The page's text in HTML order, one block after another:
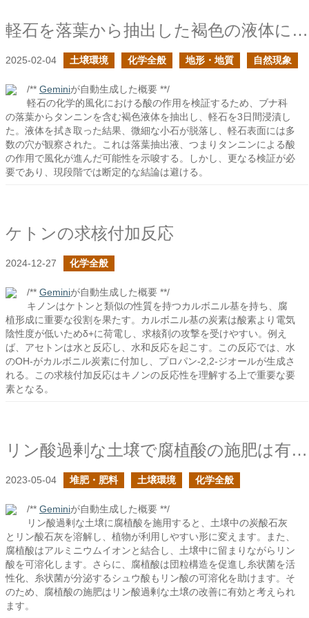
軽石を落葉から抽出した褐色の液体に浸してみた
2025-02-04 土壌環境 化学全般 地形・地質 自然現象
/** Geminiが自動生成した概要 **/
軽石の化学的風化における酸の作用を検証するため、ブナ科
の落葉からタンニンを含む褐色液体を抽出し、軽石を3日間浸漬し
た。液体を拭き取った結果、微細な小石が脱落し、軽石表面には多
数の穴が観察された。これは落葉抽出液、つまりタンニンによる酸
の作用で風化が進んだ可能性を示唆する。しかし、更なる検証が必
要であり、現段階では断定的な結論は避ける。
ケトンの求核付加反応
2024-12-27 化学全般
/** Geminiが自動生成した概要 **/
キノンはケトンと類似の性質を持つカルボニル基を持ち、腐
植形成に重要な役割を果たす。カルボニル基の炭素は酸素より電気
陰性度が低いためδ+に荷電し、求核剤の攻撃を受けやすい。例え
ば、アセトンは水と反応し、水和反応を起こす。この反応では、水
のOH-がカルボニル炭素に付加し、プロパン-2,2-ジオールが生成さ
れる。この求核付加反応はキノンの反応性を理解する上で重要な要
素となる。
リン酸過剰な土壌で腐植酸の施肥は有効か？
2023-05-04 堆肥・肥料 土壌環境 化学全般
/** Geminiが自動生成した概要 **/
リン酸過剰な土壌に腐植酸を施用すると、土壌中の炭酸石灰
とリン酸石灰を溶解し、植物が利用しやすい形に変えます。また、
腐植酸はアルミニウムイオンと結合し、土壌中に留まりながらリン
酸を可溶化します。さらに、腐植酸は団粒構造を促進し糸状菌を活
性化、糸状菌が分泌するシュウ酸もリン酸の可溶化を助けます。そ
のため、腐植酸の施肥はリン酸過剰な土壌の改善に有効と考えられ
ます。